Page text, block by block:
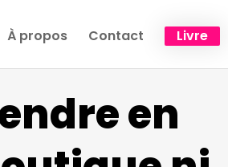
À propos Contact Livre
en